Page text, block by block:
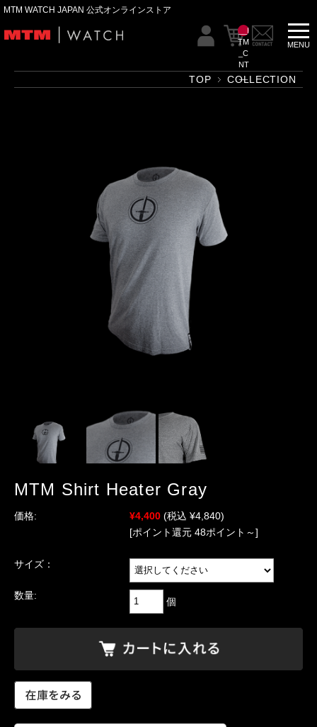
MTM WATCH JAPAN 公式オンラインストア
__I
TM
_C
NT
__
TOP COLLECTION
MTM Shirt Heater Gray
価格: ¥4,400 (税込 ¥4,840)
[ポイント還元 48ポイント～]
サイズ：
数量:
個